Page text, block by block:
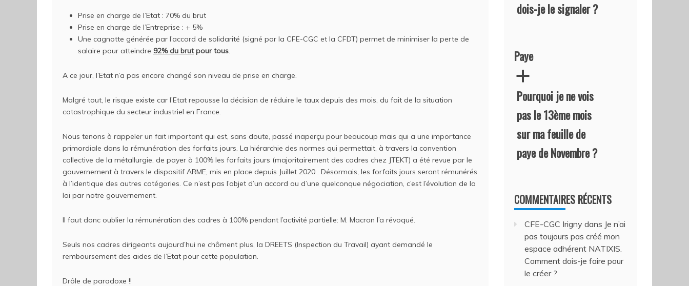
Prise en charge de l’Etat : 70% du brut
Prise en charge de l’Entreprise : + 5%
Une cagnotte générée par l’accord de solidarité (signé par la CFE-CGC et la CFDT) permet de minimiser la perte de
salaire pour atteindre 92% du brut pour tous.
A ce jour, l’Etat n’a pas encore changé son niveau de prise en charge.
Malgré tout, le risque existe car l’Etat repousse la décision de réduire le taux depuis des mois, du fait de la situation
catastrophique du secteur industriel en France.
Nous tenons à rappeler un fait important qui est, sans doute, passé inaperçu pour beaucoup mais qui a une importance
primordiale dans la rémunération des forfaits jours. La hiérarchie des normes qui permettait, à travers la convention
collective de la métallurgie, de payer à 100% les forfaits jours (majoritairement des cadres chez JTEKT) a été revue par le
gouvernement à travers le dispositif ARME, mis en place depuis Juillet 2020 . Désormais, les forfaits jours seront rémunérés
à l’identique des autres catégories. Ce n’est pas l’objet d’un accord ou d’une quelconque négociation, c’est l’évolution de la
loi par notre gouvernement.
Il faut donc oublier la rémunération des cadres à 100% pendant l’activité partielle: M. Macron l’a révoqué.
Seuls nos cadres dirigeants aujourd’hui ne chôment plus, la DREETS (Inspection du Travail) ayant demandé le
remboursement des aides de l’Etat pour cette population.
Drôle de paradoxe !!
dois-je le signaler ?
Paye
a
Pourquoi je ne vois
pas le 13ème mois
sur ma feuille de
paye de Novembre ?
COMMENTAIRES RÉCENTS
CFE-CGC Irigny dans Je n’ai
pas toujours pas créé mon
espace adhérent NATIXIS.
Comment dois-je faire pour
le créer ?